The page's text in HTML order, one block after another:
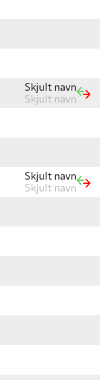
Skjult navn
Skjult navn
Skjult navn
Skjult navn